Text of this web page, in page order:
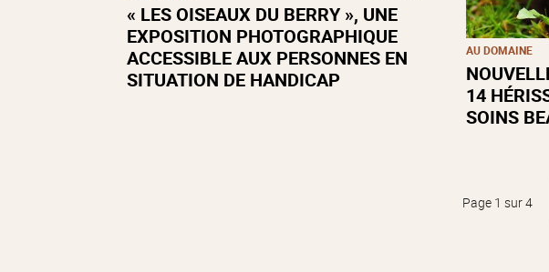
« LES OISEAUX DU BERRY », UNE
EXPOSITION PHOTOGRAPHIQUE
ACCESSIBLE AUX PERSONNES EN
SITUATION DE HANDICAP
AU DOMAINE
14
SOINS
Page 1 sur 4